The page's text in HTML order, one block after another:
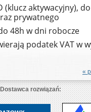
(klucz aktywacyjny),
prywatnego
48h w dni robocze
podatek VAT w
«
Dostawca rozwiązań: